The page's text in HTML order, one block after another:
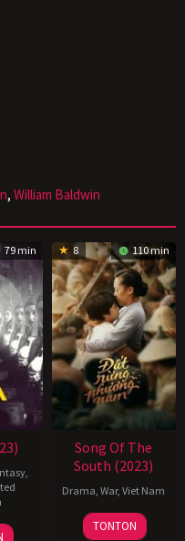
, William Baldwin
79 min
,
8 110 min
Song Of The
South (2023)
Drama,War,Viet Nam
20
Nguyễn
TONTON